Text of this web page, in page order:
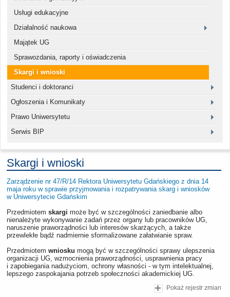
Usługi edukacyjne
Działalność naukowa
Majątek UG
Sprawozdania, raporty i oświadczenia
Skargi i wnioski
Studenci i doktoranci
Ogłoszenia i Komunikaty
Prawo Uniwersytetu
Serwis BIP
Skargi i wnioski
Zarządzenie nr 47/R/14 Rektora Uniwersytetu Gdańskiego z dnia 14
maja roku w sprawie przyjmowania i rozpatrywania skarg i wniosków
w Uniwersytecie Gdańskim
Przedmiotem skargi może być w szczególności zaniedbanie albo
nienależyte wykonywanie zadań przez organy lub pracowników UG,
naruszenie praworządności lub interesów skarżących, a także
przewlekłe bądź nadmiernie sformalizowane załatwianie spraw.
Przedmiotem wniosku mogą być w szczególności sprawy ulepszenia
organizacji UG, wzmocnienia praworządności, usprawnienia pracy
i zapobiegania nadużyciom, ochrony własności - w tym intelektualnej,
lepszego zaspokajania potrzeb społeczności akademickiej UG.
Pokaż rejestr zmian